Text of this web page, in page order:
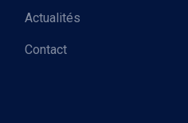
Actualités
Contact